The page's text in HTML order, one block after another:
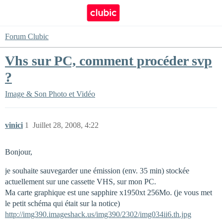
Forum Clubic
Vhs sur PC, comment procéder svp
?
Image & Son Photo et Vidéo
vinici Juillet 28, 2008, 4:22
1
Bonjour,
je souhaite sauvegarder une émission (env. 35 min) stockée
actuellement sur une cassette VHS, sur mon PC.
Ma carte graphique est une sapphire x1950xt 256Mo. (je vous met
le petit schéma qui était sur la notice)
http://img390.imageshack.us/img390/2302/img034ii6.th.jpg